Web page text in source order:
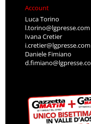
Account
Luca Torino
l.torino@lgpresse.com
Ivana Cretier
i.cretier@lgpresse.com
Daniele Fimiano